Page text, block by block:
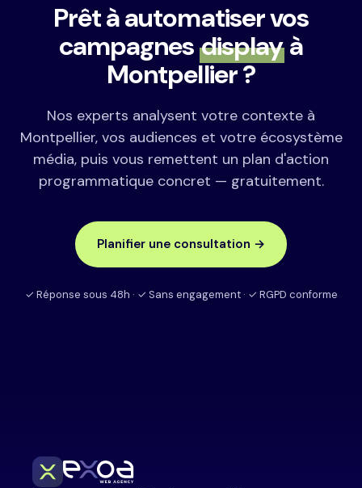
Prêt à automatiser vos
campagnes displayà
Montpellier ?
Nos experts analysent votre contexte à
Montpellier, vos audiences et votre écosystème
média, puis vous remettent un plan d'action
programmatique concret — gratuitement.
Planifier une consultation →
✓ Réponse sous 48h · ✓ Sans engagement · ✓ RGPD conforme